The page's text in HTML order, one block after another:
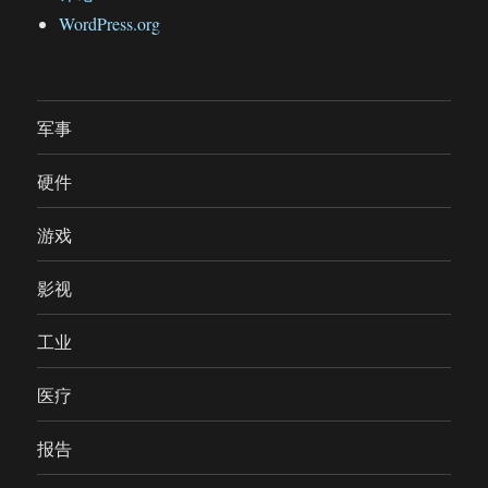
WordPress.org
军事
硬件
游戏
影视
工业
医疗
报告